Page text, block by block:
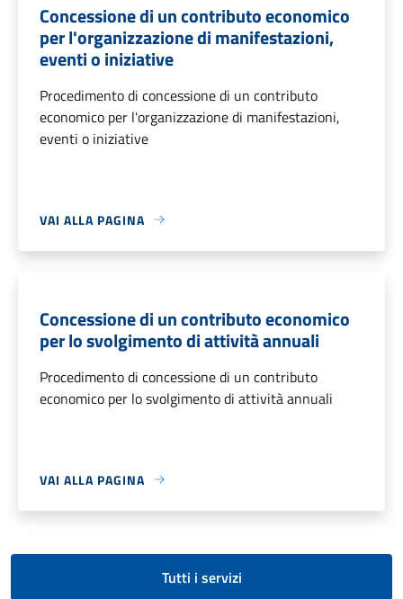
Concessione di un contributo economico
per l'organizzazione di manifestazioni,
eventi o iniziative
Procedimento di concessione di un contributo
economico per l'organizzazione di manifestazioni,
eventi o iniziative
VAI ALLA PAGINA
Concessione di un contributo economico
per lo svolgimento di attività annuali
Procedimento di concessione di un contributo
economico per lo svolgimento di attività annuali
VAI ALLA PAGINA
Tutti i servizi